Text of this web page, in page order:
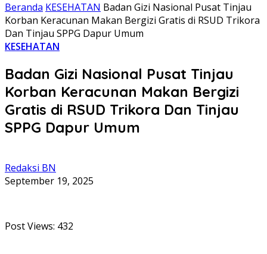
Beranda KESEHATAN Badan Gizi Nasional Pusat Tinjau
Korban Keracunan Makan Bergizi Gratis di RSUD Trikora
Dan Tinjau SPPG Dapur Umum
KESEHATAN
Badan Gizi Nasional Pusat Tinjau
Korban Keracunan Makan Bergizi
Gratis di RSUD Trikora Dan Tinjau
SPPG Dapur Umum
Redaksi BN
September 19, 2025
Post Views: 432